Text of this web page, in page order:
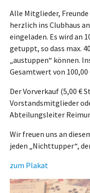
Alle Mitglieder,
herzlich ins Clubhaus
eingeladen. Es wird an
getuppt, so dass max.
„austuppen“ können.
Gesamtwert von
Der Vorverkauf (5,00 €
Vorstandsmitglieder
Abteilungsleiter
Wir freuen uns an
jeden „Nichttupper“,
zum Plakat